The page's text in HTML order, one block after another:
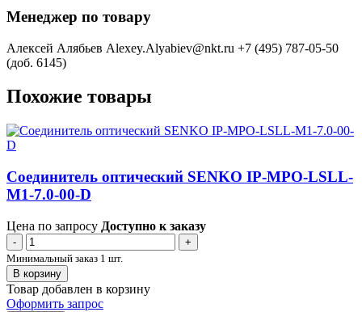
Менеджер по товару
Алексей Алябьев Alexey.Alyabiev@nkt.ru +7 (495) 787-05-50
(доб. 6145)
Похожие товары
Соединитель оптический SENKO IP-MPO-LSLL-
M1-7.0-00-D
Цена по запросу Доступно к заказу
-
+
Минимальный заказ 1 шт.
В корзину
Товар добавлен в корзину
Оформить запрос